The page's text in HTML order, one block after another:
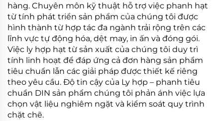
hàng. Chuyên môn kỹ thuật hỗ trợ việc phanh hạt
từ tính phát triển sản phẩm của chúng tôi được
hình thành từ hợp tác đa ngành trải rộng trên các
lĩnh vực tự động hóa, dệt may, in ấn và đóng gói.
Việc ly hợp hạt từ sản xuất của chúng tôi duy trì
tính linh hoạt để đáp ứng cả đơn hàng sản phẩm
tiêu chuẩn lẫn các giải pháp được thiết kế riêng
theo yêu cầu. Độ tin cậy của Ly hợp – phanh tiêu
chuẩn DIN sản phẩm chúng tôi phản ánh việc lựa
chọn vật liệu nghiêm ngặt và kiểm soát quy trình
chặt chẽ.